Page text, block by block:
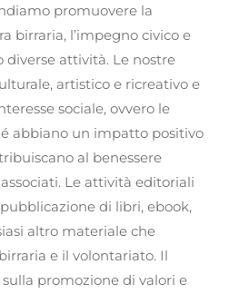
promuovere la
birraria, l’impegno civico e
diverse attività. Le nostre
artistico e ricreativo e
sociale, ovvero le
abbiano un impatto positivo
al benessere
Le attività editoriali
di libri, ebook,
altro materiale che
e il volontariato. Il
promozione di valori e